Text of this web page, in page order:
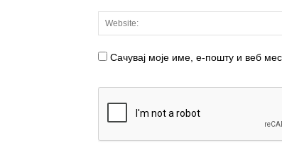
Сачувај моје име, е-пошту и веб